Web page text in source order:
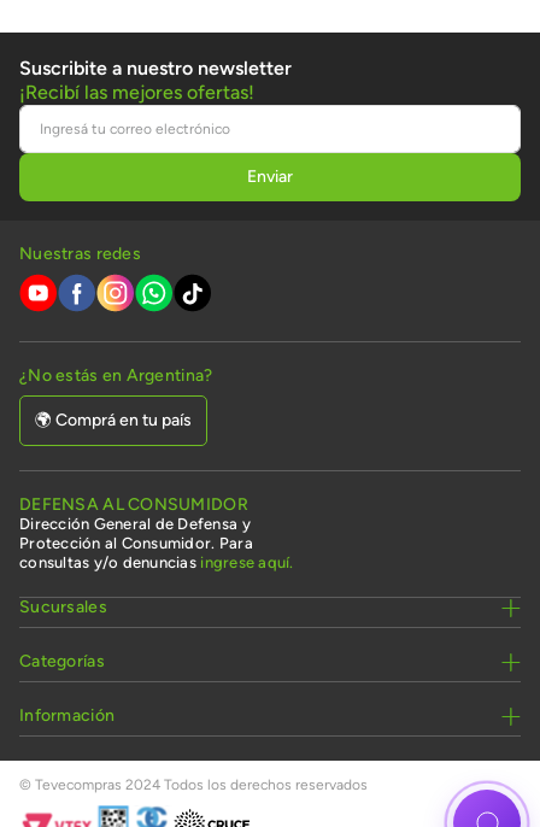
Suscribite a nuestro newsletter
¡Recibí las mejores ofertas!
Nuestras redes
¿No estás en Argentina?
🌍 Comprá en tu país
DEFENSA AL CONSUMIDOR
Dirección General de Defensa y
Protección al Consumidor. Para
consultas y/o denuncias ingrese aquí.
Sucursales
Categorías
Información
© Tevecompras 2024 Todos los derechos reservados